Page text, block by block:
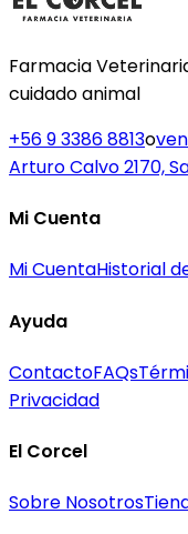
Farmacia
cuidado animal
+56 9 3386 8813o
Arturo Calvo 2170,
Mi Cuenta
Mi CuentaHistorial
Ayuda
ContactoFAQs
Privacidad
El Corcel
Sobre Nosotros